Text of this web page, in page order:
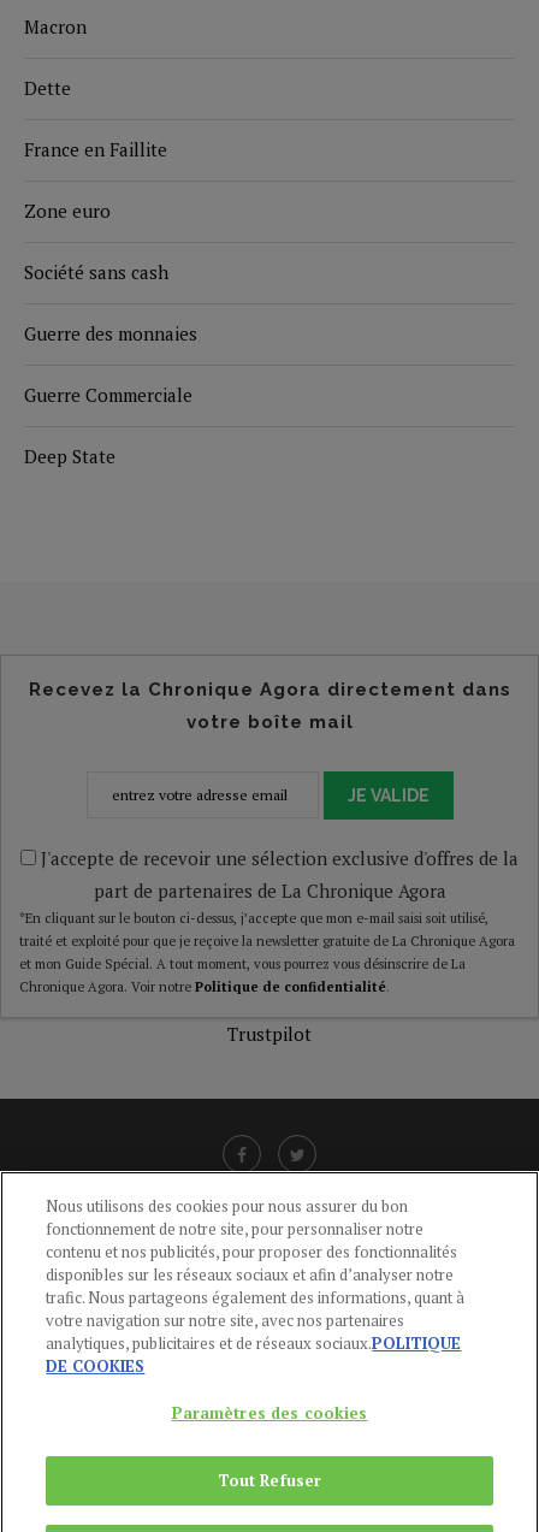
Macron
Dette
France en Faillite
Zone euro
Société sans cash
Guerre des monnaies
Guerre Commerciale
Deep State
Recevez la Chronique Agora directement dans
votre boîte mail
JE VALIDE
J'accepte de recevoir une sélection exclusive d'offres de la
part de partenaires de La Chronique Agora
*En cliquant sur le bouton ci-dessus, j’accepte que mon e-mail saisi soit utilisé,
traité et exploité pour que je reçoive la newsletter gratuite de La Chronique Agora
et mon Guide Spécial. A tout moment, vous pourrez vous désinscrire de La
Chronique Agora. Voir notre Politique de confidentialité.
Trustpilot
CGU-POLITIQUE DE CONFIDENTIALITÉ -POLITIQUE DES COOKIES
MENTIONS LÉGALES -AIDE
CONTACT
01 44 59 91 11
Du Lundi au Vendredi, 9h-13h et 14h-17h
Copyright © 2024Publications Agora
Nous utilisons des cookies pour nous assurer du bon
fonctionnement de notre site, pour personnaliser notre
contenu et nos publicités, pour proposer des fonctionnalités
disponibles sur les réseaux sociaux et afin d’analyser notre
trafic. Nous partageons également des informations, quant à
votre navigation sur notre site, avec nos partenaires
analytiques, publicitaires et de réseaux sociaux.POLITIQUE
DE COOKIES
Paramètres des cookies
Tout Refuser